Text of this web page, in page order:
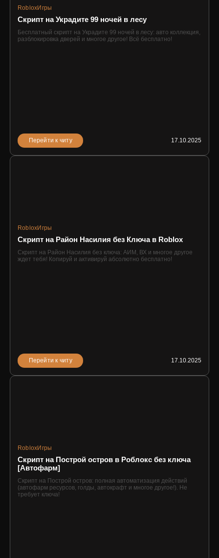
RobloxИгры
Скрипт на Украдите 99 ночей в лесу
Бесплатный скрипт на Украдите 99 ночей в лесу: авто коллекция,
разблокировка дверей и многое другое! Всё бесплатно!
Перейти к читу 17.10.2025
RobloxИгры
Скрипт на Район Насилия без Ключа в Roblox
Скрипт на Район Насилия без ключа: АИМ, ВХ и многое другое
ждет тебя! Копируй и активируй абсолютно бесплатно!
Перейти к читу 17.10.2025
RobloxИгры
Скрипт на Построй остров в Роблокс без ключа
[Автофарм]
Скрипт на Построй остров: полная автоматизация действий
(автофарм ресурсов, голды, автокрафт и многое другое!). Не
требует ключа!